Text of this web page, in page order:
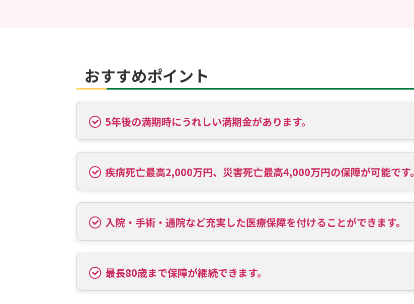
おすすめポイント
5年後の満期時にうれしい満期金があります。
疾病死亡最高2,000万円、災害死亡最高4,000万円の保障が可能です。
入院・手術・通院など充実した医療保障を付けることができます。
最長80歳まで保障が継続できます。